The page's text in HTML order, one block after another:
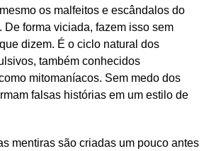
os malfeitos e escândalos do
De forma viciada, fazem isso sem
dizem. É o ciclo natural dos
também conhecidos
mitomaníacos. Sem medo dos
falsas histórias em um estilo de
mentiras são criadas um pouco antes